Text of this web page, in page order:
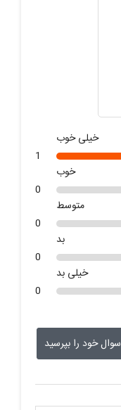
خیلی خوب
1
خوب
0
متوسط
0
بد
0
خیلی بد
0
سوال خود را بپرسید